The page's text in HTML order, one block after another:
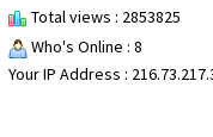
Total views : 2853825
Who's Online : 8
Your IP Address :